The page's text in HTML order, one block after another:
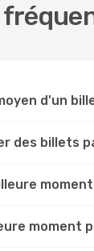
d'un
des billets
moment